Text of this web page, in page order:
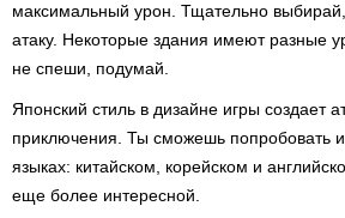
максимальный урон. Тщательно выбирай,
атаку. Некоторые здания имеют разные
не спеши, подумай.
Японский стиль в дизайне игры создает
приключения. Ты сможешь попробовать
языках: китайском, корейском и
еще более интересной.